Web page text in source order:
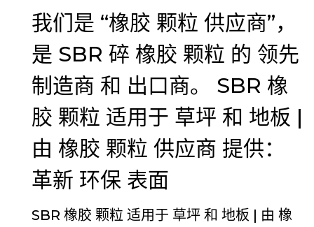
我们是 “橡胶 颗粒 供应商”，
是 SBR 碎 橡胶 颗粒 的 领先
制造商 和 出口商。 SBR 橡
胶 颗粒 适用于 草坪 和 地板 |
由 橡胶 颗粒 供应商 提供：
革新 环保 表面
SBR 橡胶 颗粒 适用于 草坪 和 地板 | 由 橡